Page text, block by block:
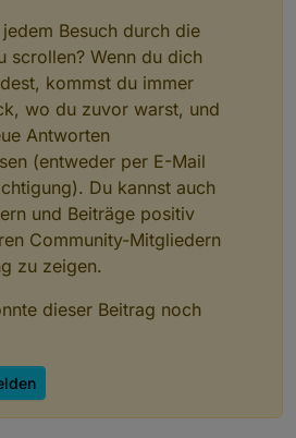
Besuch durch die
scrollen? Wenn du dich
kommst du immer
wo du zuvor warst, und
Antworten
(entweder per E-Mail
Du kannst auch
und Beiträge positiv
Community-Mitgliedern
zu zeigen.
dieser Beitrag noch